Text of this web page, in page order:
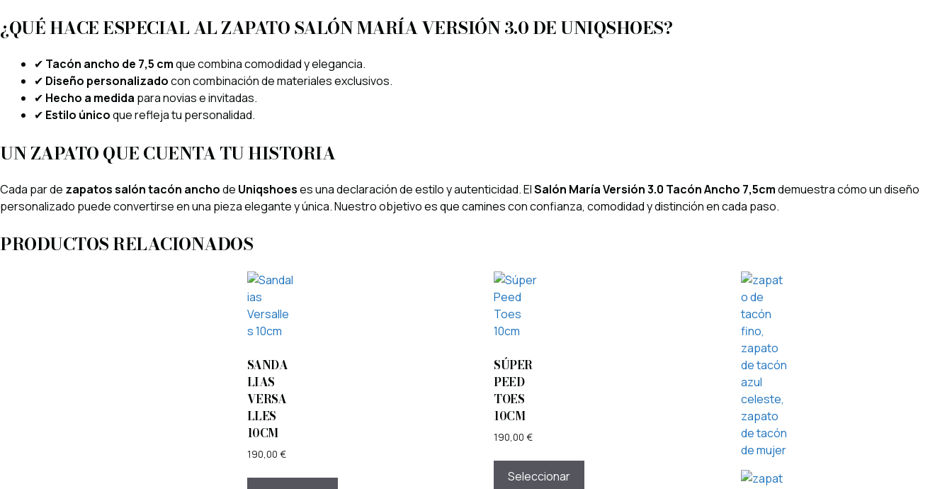
¿QUÉ HACE ESPECIAL AL ZAPATO SALÓN MARÍA VERSIÓN 3.0 DE UNIQSHOES?
✔ Tacón ancho de 7,5 cmque combina comodidad y elegancia.
✔ Diseño personalizadocon combinación de materiales exclusivos.
✔ Hecho a medida para novias e invitadas.
✔ Estilo únicoque refleja tu personalidad.
UN ZAPATO QUE CUENTA TU HISTORIA
Cada par de zapatos salón tacón anchode Uniqshoeses una declaración de estilo y autenticidad. ElSalón María Versión 3.0 Tacón Ancho 7,5cmdemuestra cómo un diseño
personalizado puede convertirse en una pieza elegante y única. Nuestro objetivo es que camines con confianza, comodidad y distinción en cada paso.
PRODUCTOS RELACIONADOS
SANDA
LIAS
VERSA
LLES
10CM
190,00 €
SÚPER
PEED
TOES
10CM
190,00 €
Seleccionar